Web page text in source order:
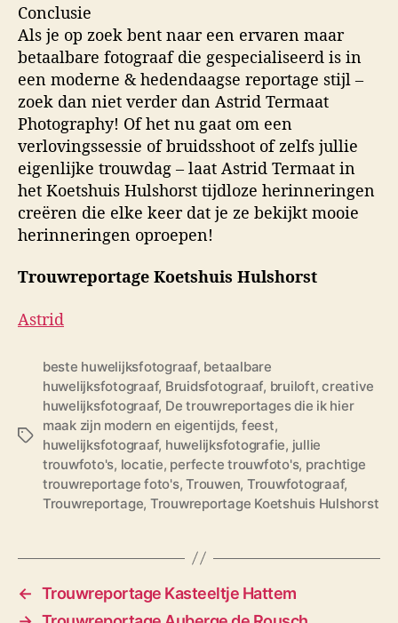
Conclusie
Als je op zoek bent naar een ervaren maar
betaalbare fotograaf die gespecialiseerd is in
een moderne & hedendaagse reportage stijl –
zoek dan niet verder dan Astrid Termaat
Photography! Of het nu gaat om een
verlovingssessie of bruidsshoot of zelfs jullie
eigenlijke trouwdag – laat Astrid Termaat in
het Koetshuis Hulshorst tijdloze herinneringen
creëren die elke keer dat je ze bekijkt mooie
herinneringen oproepen!
Trouwreportage Koetshuis Hulshorst
Astrid
T
beste huwelijksfotograaf, betaalbare
huwelijksfotograaf, Bruidsfotograaf, bruiloft,creative
huwelijksfotograaf, De trouwreportages die ik hier
maak zijn modern en eigentijds, feest,
huwelijksfotograaf, huwelijksfotografie, jullie
trouwfoto's, locatie, perfecte trouwfoto's, prachtige
trouwreportage foto's,Trouwen, Trouwfotograaf,
Trouwreportage, Trouwreportage Koetshuis Hulshorst
← Trouwreportage Kasteeltje Hattem